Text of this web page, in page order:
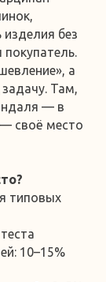
изделия без
а
Там,
— в
своё место
типовых
10–15%